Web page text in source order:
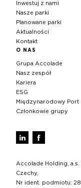
Inwestuj z nami
Nasze parki
Planowane parki
Aktualności
Kontakt
O NAS
Grupa Accolade
Nasz zespół
Kariera
ESG
Międzynarodowy Port
Członkowie grupy
Accolade Holding, a.s.
Czechy,
Nr ident. podmiotu: